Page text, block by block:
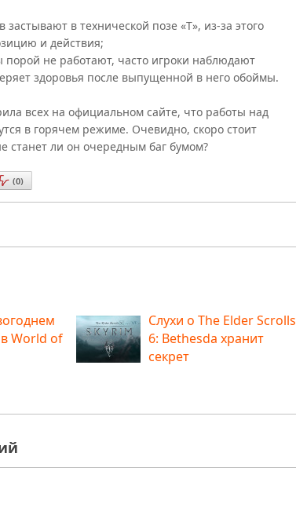
в технической позе «Т», из-за этого
и действия;
порой не работают, часто игроки наблюдают
здоровья после выпущенной в него обоймы.
всех на официальном сайте, что работы над
в горячем режиме. Очевидно, скоро стоит
станет ли он очередным баг бумом?
(0)
World of
Слухи о The Elder Scrolls
6: Bethesda хранит
секрет